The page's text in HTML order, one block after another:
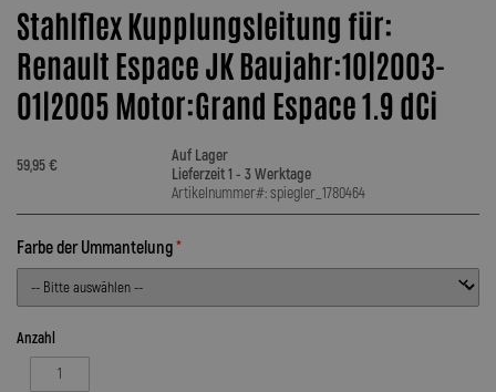
Stahlflex Kupplungsleitung für:
Renault Espace JK Baujahr:10|2003-
01|2005 Motor:Grand Espace 1.9 dCi
59,95 €
Auf Lager
Lieferzeit 1 - 3 Werktage
Artikelnummer#: spiegler_1780464
Farbe der Ummantelung
Anzahl